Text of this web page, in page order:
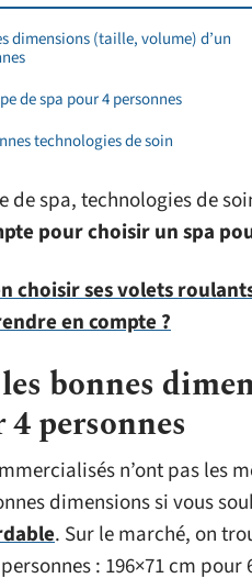
dimensions (taille, volume) d’un
de spa pour 4 personnes
technologies de soin
de spa, technologies de
pour choisir un spa
choisir ses volets
en compte ?
bonnes
4 personnes
n’ont pas les
dimensions si vous
. Sur le marché, on
: 196×71 cm pour